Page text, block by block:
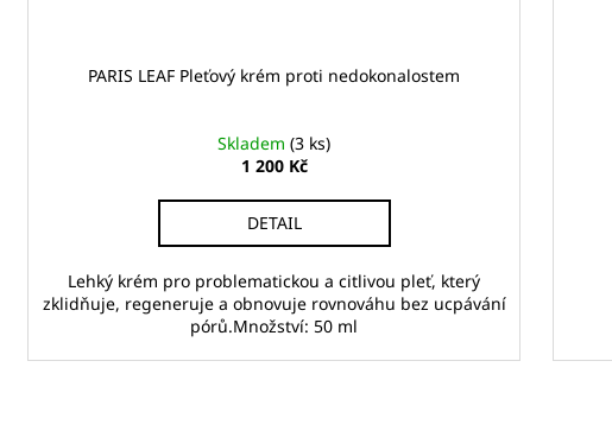
PARIS LEAF Pleťový krém proti nedokonalostem
Skladem(3 ks)
1 200 Kč
DETAIL
Lehký krém pro problematickou a citlivou pleť, který
zklidňuje, regeneruje a obnovuje rovnováhu bez ucpávání
pórů.Množství: 50 ml